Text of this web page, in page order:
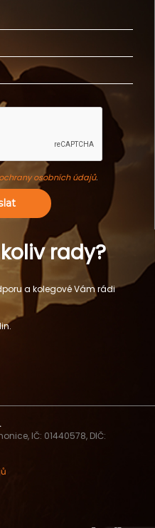
osobních údajů.
rady?
a kolegové Vám rádi
IČ: 01440578, DIČ: